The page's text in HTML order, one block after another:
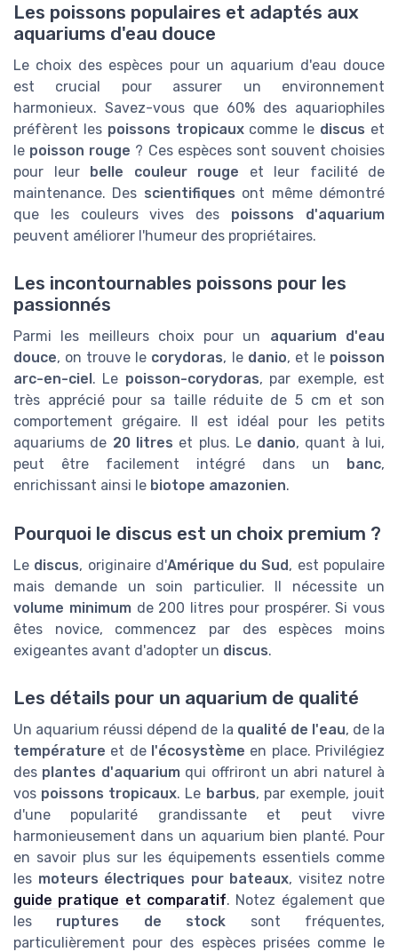
Les poissons populaires et adaptés aux
aquariums d'eau douce
Le choix des espèces pour un aquarium d'eau douce
est crucial pour assurer un environnement
harmonieux. Savez-vous que 60% des aquariophiles
préfèrent les poissons tropicauxcomme le discus et
le poisson rouge ? Ces espèces sont souvent choisies
pour leur
belle couleur rouge et leur facilité de
maintenance. Des scientifiques ont même démontré
que les couleurs vives des poissons d'aquarium
peuvent améliorer l'humeur des propriétaires.
Les incontournables poissons pour les
passionnés
Parmi les meilleurs choix pour un aquarium d'eau
douce, on trouve le corydoras, le danio, et le poisson
arc-en-ciel . Le poisson-corydoras, par exemple, est
très apprécié pour sa taille réduite de 5 cm et son
comportement grégaire. Il est idéal pour les petits
aquariums de 20 litres et plus. Le danio, quant à lui,
peut être facilement intégré dans un
banc,
enrichissant ainsi le biotope amazonien.
Pourquoi le discus est un choix premium ?
Le discus, originaire d'Amérique du Sud, est populaire
mais demande un soin particulier. Il nécessite un
volume minimumde 200 litres pour prospérer. Si vous
êtes novice, commencez par des espèces moins
exigeantes avant d'adopter un discus.
Les détails pour un aquarium de qualité
Un aquarium réussi dépend de la qualité de l'eau, de la
température et de l'écosystème en place. Privilégiez
des plantes d'aquariumqui offriront un abri naturel à
vos poissons tropicaux. Le barbus, par exemple, jouit
d'une popularité grandissante et peut vivre
harmonieusement dans un aquarium bien planté. Pour
en savoir plus sur les équipements essentiels comme
les moteurs électriques pour bateaux, visitez notre
guide pratique et comparatif. Notez également que
les ruptures de stock sont fréquentes,
particulièrement pour des espèces prisées comme le